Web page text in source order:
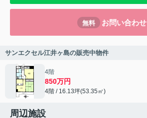
無料 お問い合わせ
サンエクセル江井ヶ島の販売中物件
4階
850万円
4階 / 16.13坪(53.35㎡)
周辺施設